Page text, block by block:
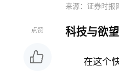
来源：证券时报
点赞 科技与欲
在这个